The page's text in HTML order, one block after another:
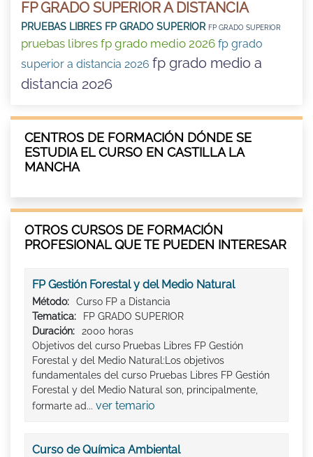
FP GRADO SUPERIOR A DISTANCIA
PRUEBAS LIBRES FP GRADO SUPERIOR FP GRADO SUPERIOR
pruebas libres fp grado medio 2026 fp grado
superior a distancia 2026 fp grado medio a
distancia 2026
CENTROS DE FORMACIÓN DÓNDE SE
ESTUDIA EL CURSO EN CASTILLA LA
MANCHA
OTROS CURSOS DE FORMACIÓN
PROFESIONAL QUE TE PUEDEN INTERESAR
FP Gestión Forestal y del Medio Natural
Método:
Curso FP a Distancia
Tematica:
FP GRADO SUPERIOR
Duración:
2000 horas
Objetivos del curso Pruebas Libres FP Gestión
Forestal y del Medio Natural:Los objetivos
fundamentales del curso Pruebas Libres FP Gestión
Forestal y del Medio Natural son, principalmente,
formarte ad... ver temario
Curso de Química Ambiental